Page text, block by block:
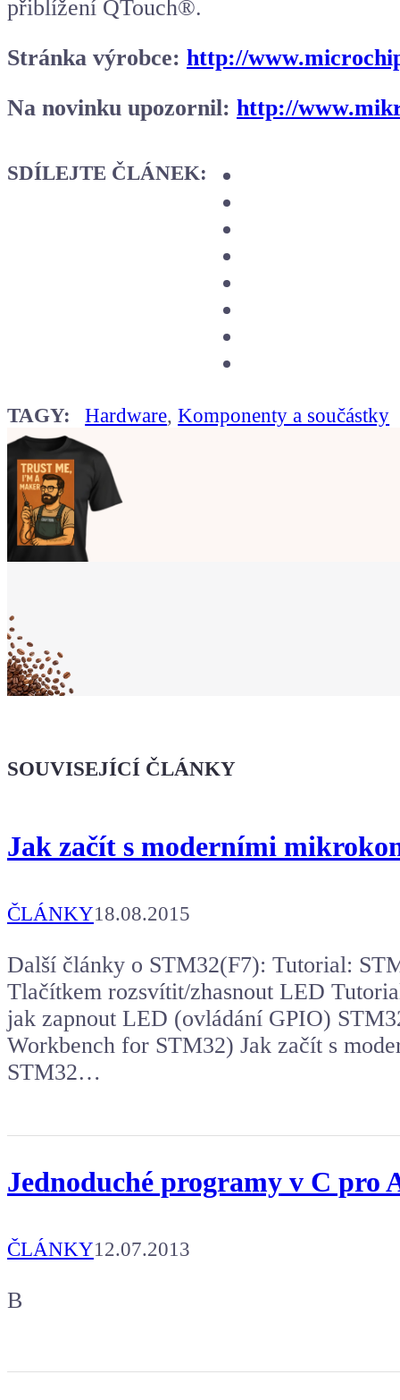
přiblížení QTouch®.
Stránka výrobce: http://
Na novinku upozornil: http://
SDÍLEJTE ČLÁNEK:
TAGY: Hardware,Komponenty a součástky
že jsi Maker!
Koupit tričko
SOUVISEJÍCÍ ČLÁNKY
Jak začít s moderními
ČLÁNKY18.08.2015
Další články o STM32(F7): Tutorial:
Tlačítkem rozsvítit/zhasnout LED
jak zapnout LED (ovládání GPIO)
Workbench for STM32) Jak začít s
STM32…
Jednoduché programy v C pro
ČLÁNKY12.07.2013
B